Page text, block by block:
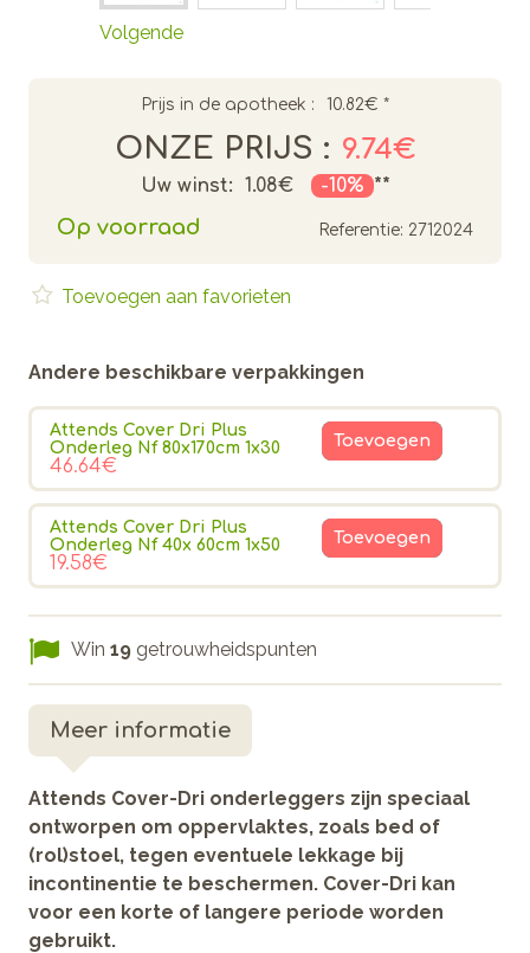
Volgende
Prijs in de apotheek : 10.82€ *
ONZE PRIJS : 9.74€
Uw winst: 1.08€ -10% **
Op voorraad Referentie: 2712024
Toevoegen aan favorieten
Andere beschikbare verpakkingen
Attends Cover Dri Plus
Onderleg Nf 80x170cm 1x30
46.64€
Toevoegen
Attends Cover Dri Plus
Onderleg Nf 40x 60cm 1x50
19.58€
Toevoegen
Win 19 getrouwheidspunten
Meer informatie
Attends Cover-Dri onderleggers zijn speciaal
ontworpen om oppervlaktes, zoals bed of
(rol)stoel, tegen eventuele lekkage bij
incontinentie te beschermen. Cover-Dri kan
voor een korte of langere periode worden
gebruikt.